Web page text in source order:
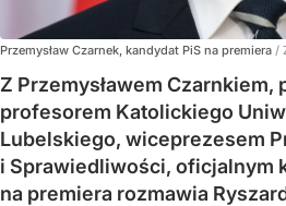
Przemysław Czarnek, kandydat PiS na premiera /
Z Przemysławem Czarnkiem,
profesorem Katolickiego
Lubelskiego, wiceprezesem
i Sprawiedliwości, oficjalnym
na premiera rozmawia